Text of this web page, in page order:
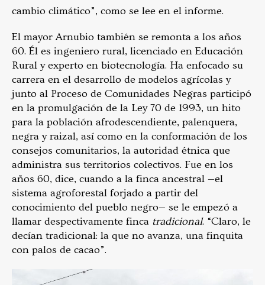
cambio climático”, como se lee en el informe.
El mayor Arnubio también se remonta a los años
60. Él es ingeniero rural, licenciado en Educación
Rural y experto en biotecnología. Ha enfocado su
carrera en el desarrollo de modelos agrícolas y
junto al Proceso de Comunidades Negras participó
en la promulgación de la Ley 70 de 1993, un hito
para la población afrodescendiente, palenquera,
negra y raizal, así como en la conformación de los
consejos comunitarios, la autoridad étnica que
administra sus territorios colectivos. Fue en los
años 60, dice, cuando a la finca ancestral —el
sistema agroforestal forjado a partir del
conocimiento del pueblo negro— se le empezó a
llamar despectivamente finca tradicional. “Claro, le
decían tradicional: la que no avanza, una finquita
con palos de cacao”.